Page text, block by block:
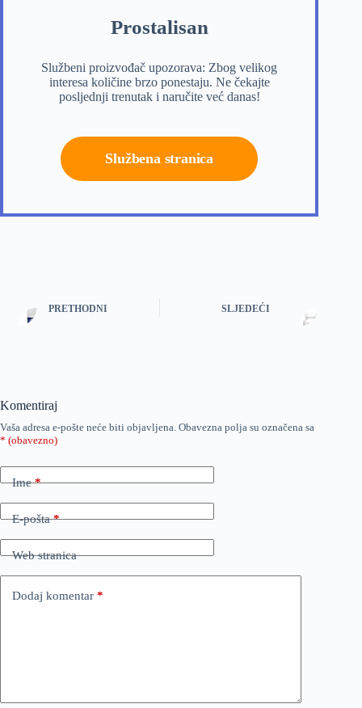
Prostalisan
Službeni proizvođač upozorava: Zbog velikog
interesa količine brzo ponestaju. Ne čekajte
posljednji trenutak i naručite već danas!
Službena stranica
PRETHODNI SLJEDEĆI
Komentiraj
Vaša adresa e-pošte neće biti objavljena. Obavezna polja su označena sa
* (obavezno)
Ime*
E-pošta*
Web stranica
Dodaj komentar *